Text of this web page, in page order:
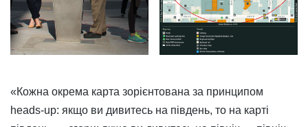
«Кожна окрема карта зорієнтована за принципом
heads-up: якщо ви дивитесь на південь, то на карті